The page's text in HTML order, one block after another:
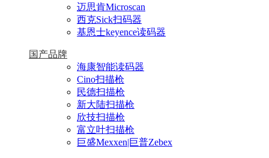
迈思肯Microscan
西克Sick扫码器
基恩士keyence读码器
国产品牌
海康智能读码器
Cino扫描枪
民德扫描枪
新大陆扫描枪
欣技扫描枪
富立叶扫描枪
巨盛Mexxen|巨普Zebex